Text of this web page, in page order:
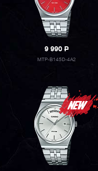
9 990P
MTP-B145D-4A2